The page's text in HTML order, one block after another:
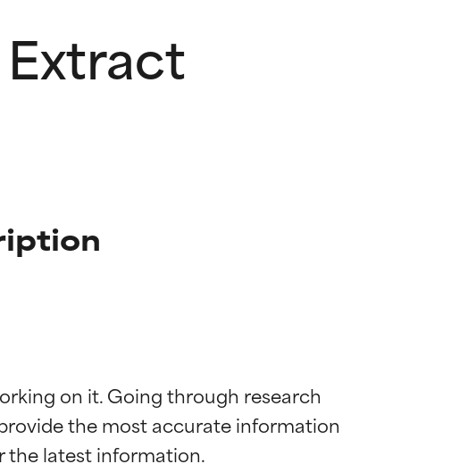
on it. Going through research
the most accurate information